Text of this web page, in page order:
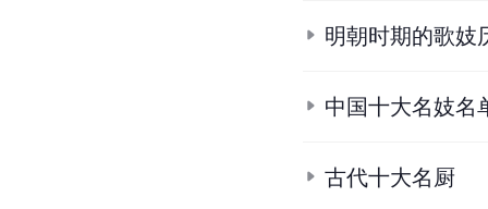
明朝时期的歌妓
中国十大名妓名
古代十大名厨